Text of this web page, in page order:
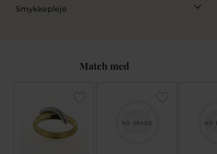
Smykkepleje
Match med